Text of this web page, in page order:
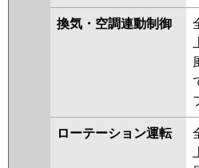
換気・空調連動制御
ローテーション運転